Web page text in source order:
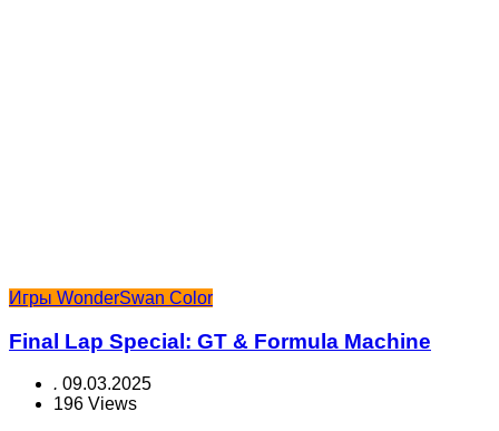
Игры WonderSwan Color
Final Lap Special: GT & Formula Machine
. 09.03.2025
196 Views